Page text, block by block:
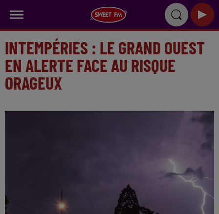
INTEMPÉRIES : LE GRAND OUEST
EN ALERTE FACE AU RISQUE
ORAGEUX